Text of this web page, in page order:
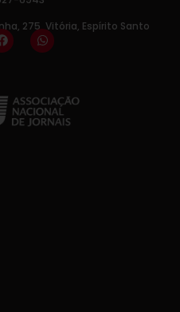
275, Vitória, Espírito Santo